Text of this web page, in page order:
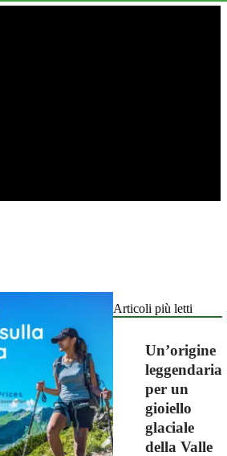
Articoli più letti
Un’origine
leggendaria
per un
gioiello
glaciale
della Valle